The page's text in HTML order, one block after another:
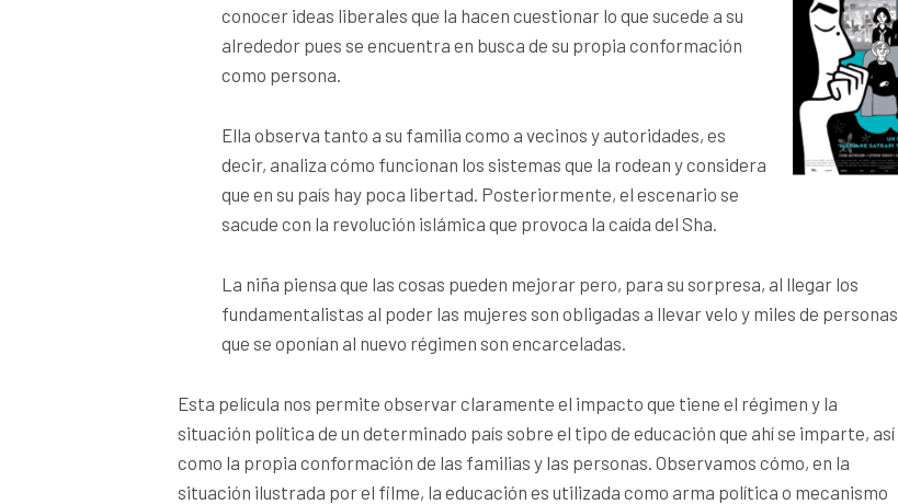
conocer ideas liberales que la hacen cuestionar lo que sucede a su
alrededor pues se encuentra en busca de su propia conformación
como persona.
Ella observa tanto a su familia como a vecinos y autoridades, es
decir, analiza cómo funcionan los sistemas que la rodean y considera
que en su país hay poca libertad. Posteriormente, el escenario se
sacude con la revolución islámica que provoca la caída del Sha.
La niña piensa que las cosas pueden mejorar pero, para su sorpresa, al llegar los
fundamentalistas al poder las mujeres son obligadas a llevar velo y miles de personas
que se oponían al nuevo régimen son encarceladas.
Esta película nos permite observar claramente el impacto que tiene el régimen y la
situación política de un determinado país sobre el tipo de educación que ahí se imparte, así
como la propia conformación de las familias y las personas. Observamos cómo, en la
situación ilustrada por el filme, la educación es utilizada como arma política o mecanismo